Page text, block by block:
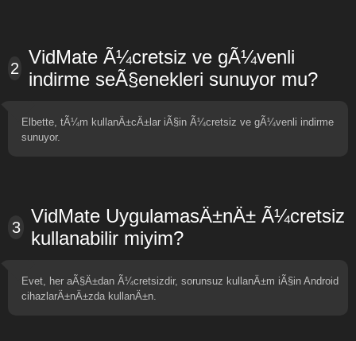
2
VidMate Ã¼cretsiz ve gÃ¼venli
indirme seÃ§enekleri sunuyor mu?
Elbette, tÃ¼m kullanÄ±cÄ±lar iÃ§in Ã¼cretsiz ve gÃ¼venli indirme
sunuyor.
3
VidMate UygulamasÄ±nÄ± Ã¼cretsiz
kullanabilir miyim?
Evet, her aÃ§Ä±dan Ã¼cretsizdir, sorunsuz kullanÄ±m iÃ§in Android
cihazlarÄ±nÄ±zda kullanÄ±n.